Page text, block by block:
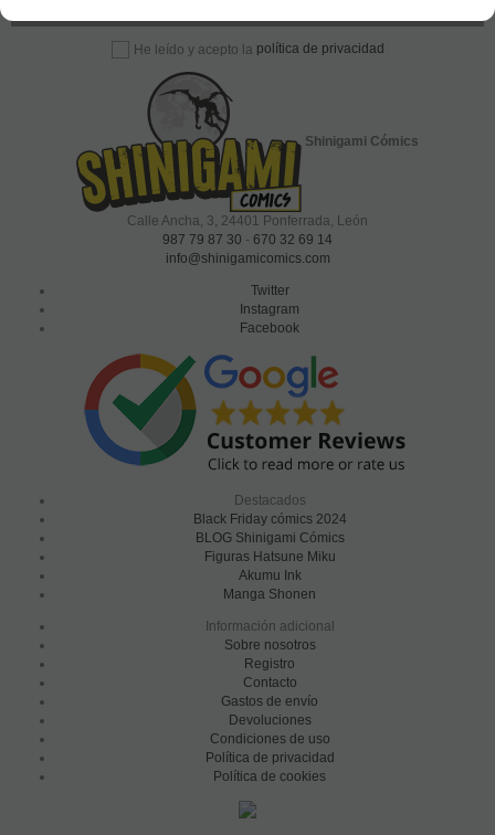
He leído y acepto la política de privacidad
Shinigami Cómics
Calle Ancha, 3, 24401 Ponferrada, León
987 79 87 30 - 670 32 69 14
info@shinigamicomics.com
Twitter
Instagram
Facebook
Destacados
Black Friday cómics 2024
BLOG Shinigami Cómics
Figuras Hatsune Miku
Akumu Ink
Manga Shonen
Información adicional
Sobre nosotros
Registro
Contacto
Gastos de envío
Devoluciones
Condiciones de uso
Política de privacidad
Política de cookies